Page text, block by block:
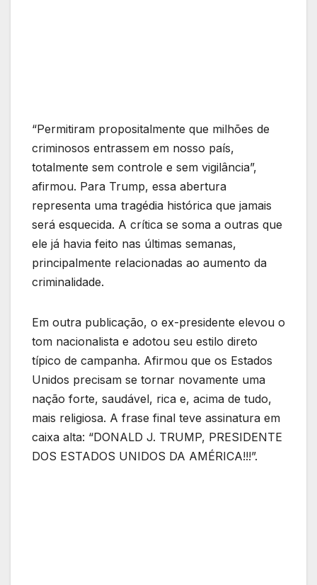
“Permitiram propositalmente que milhões de
criminosos entrassem em nosso país,
totalmente sem controle e sem vigilância”,
afirmou. Para Trump, essa abertura
representa uma tragédia histórica que jamais
será esquecida. A crítica se soma a outras que
ele já havia feito nas últimas semanas,
principalmente relacionadas ao aumento da
criminalidade.
Em outra publicação, o ex-presidente elevou o
tom nacionalista e adotou seu estilo direto
típico de campanha. Afirmou que os Estados
Unidos precisam se tornar novamente uma
nação forte, saudável, rica e, acima de tudo,
mais religiosa. A frase final teve assinatura em
caixa alta: “DONALD J. TRUMP, PRESIDENTE
DOS ESTADOS UNIDOS DA AMÉRICA!!!”.